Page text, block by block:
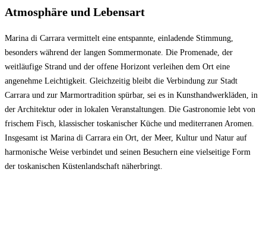
Atmosphäre und Lebensart
Marina di Carrara vermittelt eine entspannte, einladende Stimmung,
besonders während der langen Sommermonate. Die Promenade, der
weitläufige Strand und der offene Horizont verleihen dem Ort eine
angenehme Leichtigkeit. Gleichzeitig bleibt die Verbindung zur Stadt
Carrara und zur Marmortradition spürbar, sei es in Kunsthandwerkläden, in
der Architektur oder in lokalen Veranstaltungen. Die Gastronomie lebt von
frischem Fisch, klassischer toskanischer Küche und mediterranen Aromen.
Insgesamt ist Marina di Carrara ein Ort, der Meer, Kultur und Natur auf
harmonische Weise verbindet und seinen Besuchern eine vielseitige Form
der toskanischen Küstenlandschaft näherbringt.